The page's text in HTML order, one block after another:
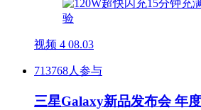
视频 4 08.03
713768人参与
三星Galaxy新品发布会 年